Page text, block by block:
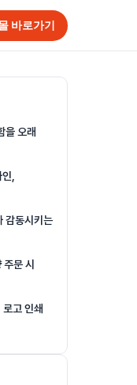
바로가기
을 오래
,
감동시키는
문 시
고 인쇄